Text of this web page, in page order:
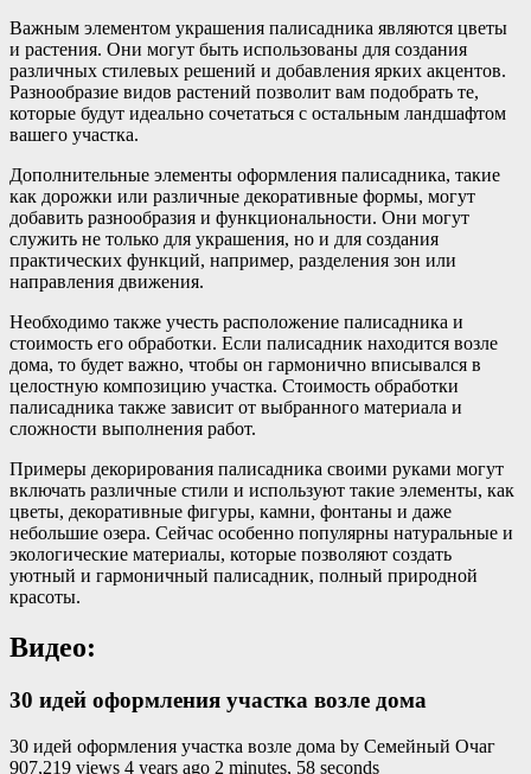
Важным элементом украшения палисадника являются цветы
и растения. Они могут быть использованы для создания
различных стилевых решений и добавления ярких акцентов.
Разнообразие видов растений позволит вам подобрать те,
которые будут идеально сочетаться с остальным ландшафтом
вашего участка.
Дополнительные элементы оформления палисадника, такие
как дорожки или различные декоративные формы, могут
добавить разнообразия и функциональности. Они могут
служить не только для украшения, но и для создания
практических функций, например, разделения зон или
направления движения.
Необходимо также учесть расположение палисадника и
стоимость его обработки. Если палисадник находится возле
дома, то будет важно, чтобы он гармонично вписывался в
целостную композицию участка. Стоимость обработки
палисадника также зависит от выбранного материала и
сложности выполнения работ.
Примеры декорирования палисадника своими руками могут
включать различные стили и используют такие элементы, как
цветы, декоративные фигуры, камни, фонтаны и даже
небольшие озера. Сейчас особенно популярны натуральные и
экологические материалы, которые позволяют создать
уютный и гармоничный палисадник, полный природной
красоты.
Видео:
30 идей оформления участка возле дома
30 идей оформления участка возле дома by Семейный Очаг
907,219 views 4 years ago 2 minutes, 58 seconds